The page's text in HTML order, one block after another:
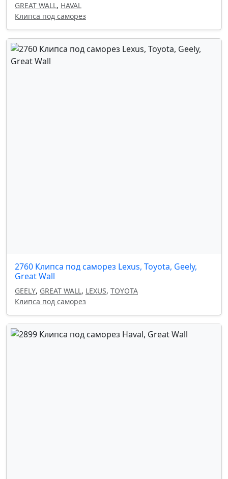
GREAT WALL, HAVAL
Клипса под саморез
2760 Клипса под саморез Lexus, Toyota, Geely,
Great Wall
GEELY, GREAT WALL, LEXUS, TOYOTA
Клипса под саморез